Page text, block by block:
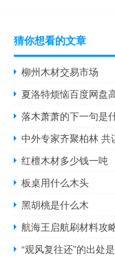
猜你想看的文章
柳州木材交易市场
夏洛特烦恼百度网盘
落木萧萧的下一句是
中外专家齐聚柏林 共
红檀木材多少钱一吨
板桌用什么木头
黑胡桃是什么木
航海王启航刷材料攻
“观风复往还”的出处